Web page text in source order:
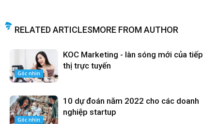
RELATED ARTICLESMORE FROM AUTHOR
Góc nhìn
KOC Marketing - làn sóng mới của tiếp
thị trực tuyến
Góc nhìn
10 dự đoán năm 2022 cho các doanh
nghiệp startup